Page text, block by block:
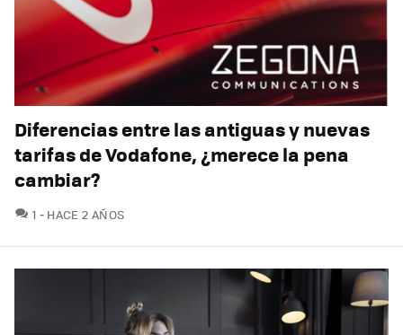
Diferencias entre las antiguas y nuevas
tarifas de Vodafone, ¿merece la pena
cambiar?
1 COMENTARIOS
HACE 2 AÑOS